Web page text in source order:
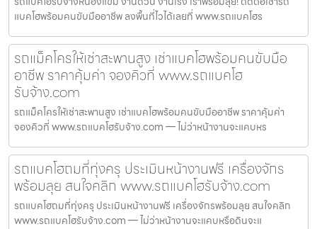
แบคโฮพร้อมคนขับมืออาชีพ ลงพื้นที่ไวได้เลยที่ www.รถแบคโฮร
รถแม็คโครให้เช่าสะพานสูง เช่าแบคโฮพร้อมคนขับมือ
อาชีพ ราคาคุ้มค่า จองคิวที่ www.รถแบคโฮ
รับจ้าง.com
รถแม็คโครให้เช่าสะพานสูง เช่าแบคโฮพร้อมคนขับมืออาชีพ ราคาคุ้มค่า
จองคิวที่ www.รถแบคโฮรับจ้าง.com — ไม่ว่าหน้างานจะแคบหร
รถแบคโฮถมที่ทุ่งครุ ประเมินหน้างานฟรี เครื่องจักร
พร้อมลุย สนใจคลิก www.รถแบคโฮรับจ้าง.com
รถแบคโฮถมที่ทุ่งครุ ประเมินหน้างานฟรี เครื่องจักรพร้อมลุย สนใจคลิก
www.รถแบคโฮรับจ้าง.com — ไม่ว่าหน้างานจะแคบหรือดินจะแ